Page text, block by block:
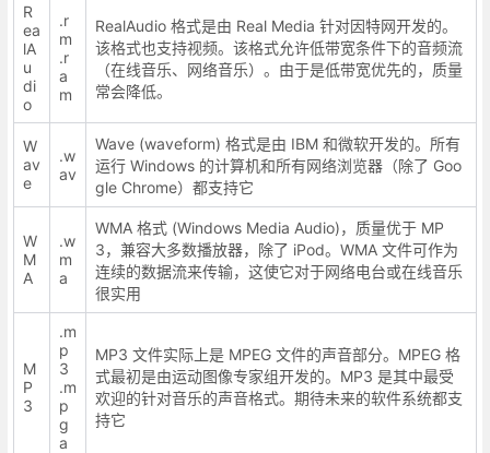
R
ea
lA
u
di
o
.r
m
.r
a
m
RealAudio 格式是由 Real Media 针对因特网开发的。
该格式也支持视频。该格式允许低带宽条件下的音频流
（在线音乐、网络音乐）。由于是低带宽优先的，质量
常会降低。
W
av
e
.w
av
Wave (waveform) 格式是由 IBM 和微软开发的。所有
运行 Windows 的计算机和所有网络浏览器（除了 Goo
gle Chrome）都支持它
W
M
A
.w
m
a
WMA 格式 (Windows Media Audio)，质量优于 MP
3，兼容大多数播放器，除了 iPod。WMA 文件可作为
连续的数据流来传输，这使它对于网络电台或在线音乐
很实用
M
P
3
.m
p
3
.m
p
g
a
MP3 文件实际上是 MPEG 文件的声音部分。MPEG 格
式最初是由运动图像专家组开发的。MP3 是其中最受
欢迎的针对音乐的声音格式。期待未来的软件系统都支
持它